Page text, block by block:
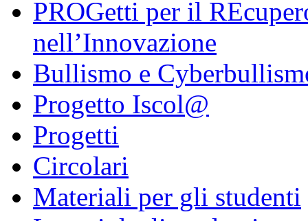
PROGetti per il
nell’Innovazione
Bullismo e
Progetto Iscol@
Progetti
Circolari
Materiali per gli studenti